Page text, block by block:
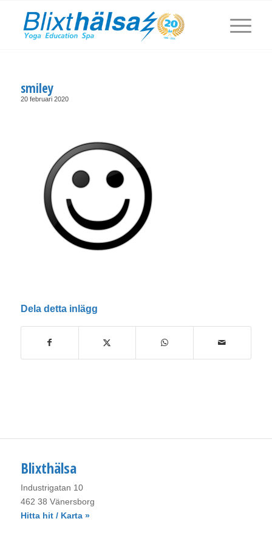
smiley
20 februari 2020
Dela detta inlägg
Blixthälsa
Industrigatan 10
462 38 Vänersborg
Hitta hit / Karta »